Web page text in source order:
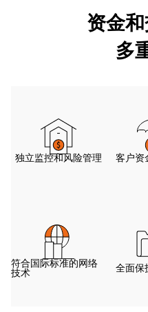
资金
多
独立监控和风险管理 客户资
符合国际标准的网络
技术
全面保